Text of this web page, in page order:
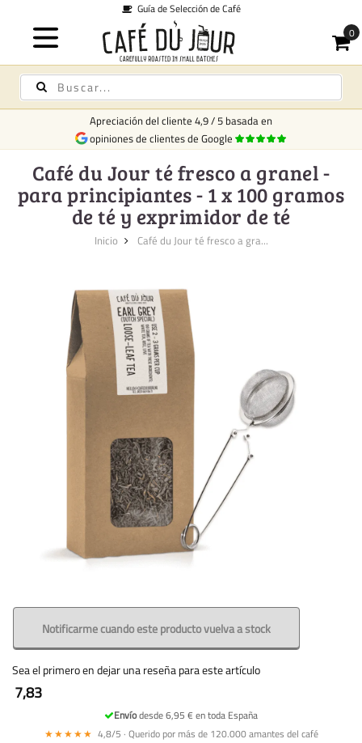
Guía de Selección de Café
Apreciación del cliente 4,9/5 basada en
opiniones de clientes de Google
Café du Jour té fresco a granel -
para principiantes - 1 x 100 gramos
de té y exprimidor de té
Inicio Café du Jour té fresco a gra...
Notificarme cuando este producto vuelva a stock
Sea el primero en dejar una reseña para este artículo
7,83
Envíodesde 6,95 € en toda España
★★★★★ 4,8/5 · Querido por más de 120.000 amantes del café